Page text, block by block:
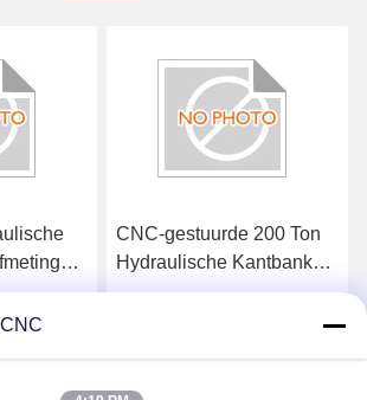
cm en
prijs
CNC-gestuurde 200 Ton
Hydraulische Kantbank
voor Roestvrij Staal